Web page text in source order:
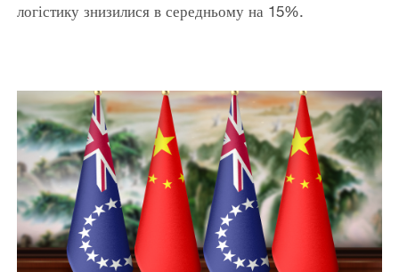
логістику знизилися в середньому на 15%.